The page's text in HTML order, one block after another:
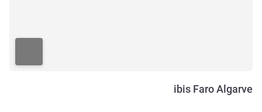
ibis Faro Algarve